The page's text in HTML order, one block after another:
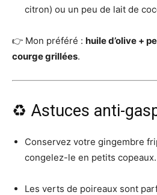
citron) ou un peu de lait de
👉 Mon préféré : huile d’olive +
courge grillées.
♻️ Astuces anti-
Conservez votre gingembre
congelez-le en petits copeaux.
Les verts de poireaux sont